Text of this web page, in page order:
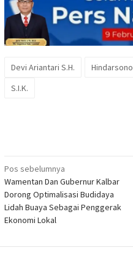
Devi Ariantari S.H. Hindarsono
S.I.K.
Navigasi
pos
Pos sebelumnya
Wamentan Dan Gubernur Kalbar
Dorong Optimalisasi Budidaya
Lidah Buaya Sebagai Penggerak
Ekonomi Lokal